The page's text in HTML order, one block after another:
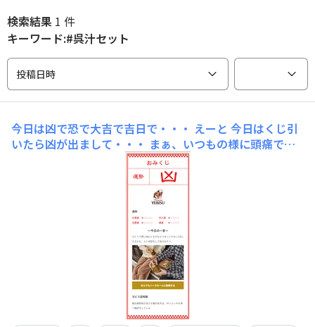
検索結果 1 件
キーワード:#呉汁セット
投稿日時
今日は凶で恐で大吉で吉日で・・・ えーと 今日はくじ引
いたら凶が出まして・・・ まぁ、いつもの様に頭痛で病
院行って、帰りに小田原城へ行ったンだけどね お堀に
ゃ、オクチパックリ間抜け面の、こーんな生き物が人を見
ると寄って来るらしいンだけどね悪いが餌は無い!!・・・
腹減ったし、俺が欲しいわ(汗)